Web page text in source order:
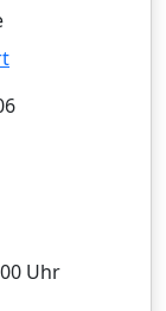
Uhr